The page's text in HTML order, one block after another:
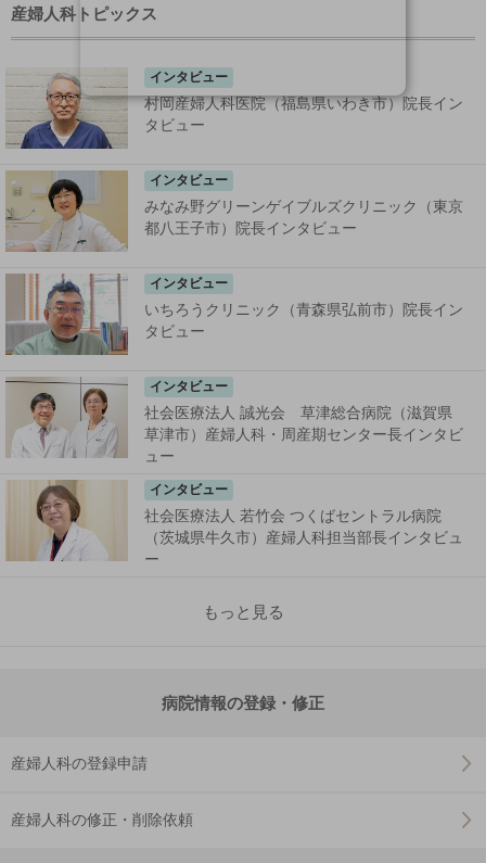
産婦人科トピックス
インタビュー
村岡産婦人科医院（福島県いわき市）院長イン
タビュー
インタビュー
みなみ野グリーンゲイブルズクリニック（東京
都八王子市）院長インタビュー
インタビュー
いちろうクリニック（青森県弘前市）院長イン
タビュー
インタビュー
社会医療法人 誠光会 草津総合病院（滋賀県
草津市）産婦人科・周産期センター長インタビ
ュー
インタビュー
社会医療法人 若竹会 つくばセントラル病院
（茨城県牛久市）産婦人科担当部長インタビュ
ー
もっと見る
病院情報の登録・修正
産婦人科の登録申請
産婦人科の修正・削除依頼